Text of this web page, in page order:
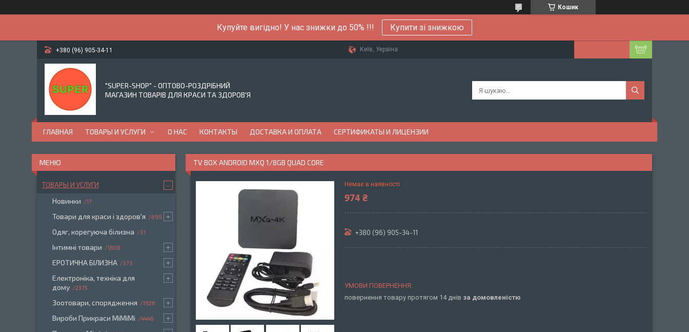
Кошик
Купуйте вигідно! У нас знижки до 50% !!! Купити зі знижкою
+380 (96) 905-34-11 Київ, Україна
"SUPER-SHOP" - ОПТОВО-РОЗДРІБНИЙ
МАГАЗИН ТОВАРІВ ДЛЯ КРАСИ ТА ЗДОРОВ'Я
ГЛАВНАЯ ТОВАРЫ И УСЛУГИ О НАС КОНТАКТЫ ДОСТАВКА И ОПЛАТА СЕРТИФИКАТЫ И ЛИЦЕНЗИИ
TV BOX ANDROID MXQ 1/8GB QUAD CORE
Немає в наявності
974 ₴
+380 (96) 905-34-11
повернення товару протягом 14 днів за домовленістю
ТОВАРЫ И УСЛУГИ
Новинки 17
Товари для краси і здоров'я 699
Одяг, корегуюча білизна 37
Інтимні товари 1808
ЕРОТИЧНА БІЛИЗНА 573
Електроніка, техніка для
дому
2375
Зоотовари, спорядження 1926
Вироби Прикраси МіМіМі 4446